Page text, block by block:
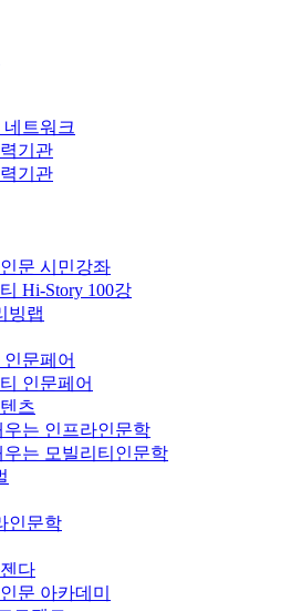
네트워크
기관
기관
문 시민강좌
Hi-Story 100강
빙랩
문페어
인문페어
츠
우는 인프라인문학
우는 모빌리티인문학
인문학
다
문 아카데미